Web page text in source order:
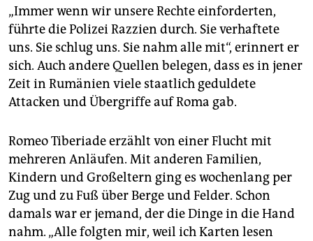
„Immer wenn wir unsere Rechte einforderten,
führte die Polizei Razzien durch. Sie verhaftete
uns. Sie schlug uns. Sie nahm alle mit“, erinnert er
sich. Auch andere Quellen belegen, dass es in jener
Zeit in Rumänien viele staatlich geduldete
Attacken und Übergriffe auf Roma gab.
Romeo Tiberiade erzählt von einer Flucht mit
mehreren Anläufen. Mit anderen Familien,
Kindern und Großeltern ging es wochenlang per
Zug und zu Fuß über Berge und Felder. Schon
damals war er jemand, der die Dinge in die Hand
nahm. „Alle folgten mir, weil ich Karten lesen